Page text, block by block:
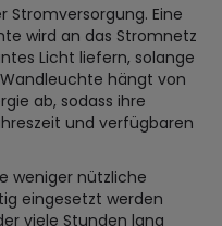
Stromversorgung. Eine
wird an das Stromnetz
Licht liefern, solange
hängt von
ab, sodass ihre
und verfügbaren
weniger nützliche
eingesetzt werden
viele Stunden lang